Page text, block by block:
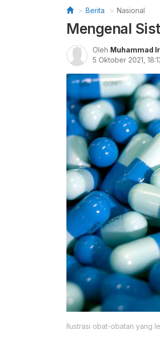
Berita Nasional
Mengenal
Oleh Muhammad
5 Oktober 2021,
Ilustrasi obat-obatan yang